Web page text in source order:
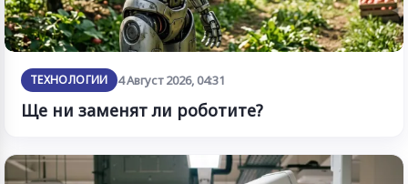
ТЕХНОЛОГИИ 4 Август 2026, 04:31
Ще ни заменят ли роботите?